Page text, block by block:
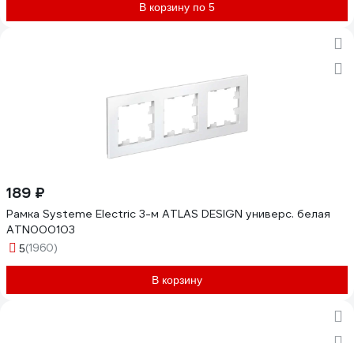
В корзину по 5
189 ₽
Рамка Systeme Electric 3-м ATLAS DESIGN универс. белая
ATN000103
5(1960)
В корзину